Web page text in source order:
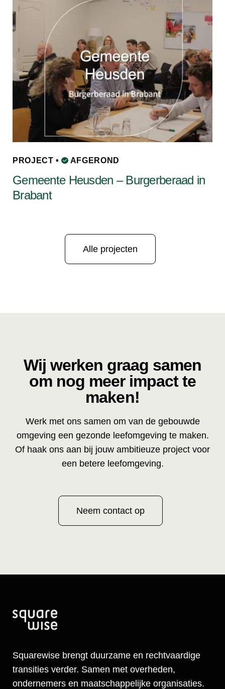
PROJECT • AFGEROND
Gemeente Heusden – Burgerberaad in
Brabant
Alle projecten
Wij werken graag samen
om nog meer impact te
maken!
Werk met ons samen om van de gebouwde
omgeving een gezonde leefomgeving te maken.
Of haak ons aan bij jouw ambitieuze project voor
een betere leefomgeving.
Neem contact op
Squarewise brengt duurzame en rechtvaardige
transities verder. Samen met overheden,
ondernemers en maatschappelijke organisaties.